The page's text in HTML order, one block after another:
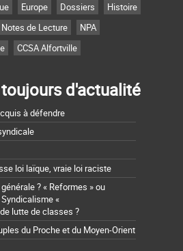
Europe Dossiers
Histoire
Notes de Lecture
NPA
CCSA Alfortville
d'actualité
à défendre
loi laïque, vraie loi raciste
? « Reformes » ou
«
lutte de classes ?
du Proche et du Moyen-Orient